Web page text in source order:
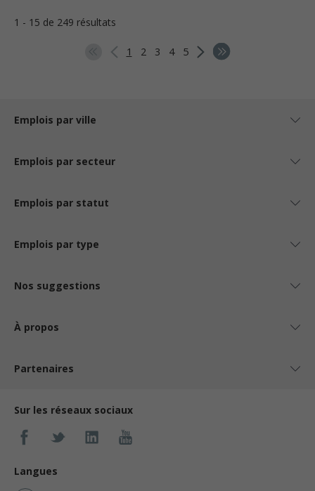
1 - 15 de 249 résultats
1 2 3 4 5
Emplois par ville
Emplois par secteur
Emplois par statut
Emplois par type
Nos suggestions
À propos
Partenaires
Sur les réseaux sociaux
Langues